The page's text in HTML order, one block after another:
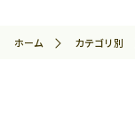
ホーム カテゴリ別